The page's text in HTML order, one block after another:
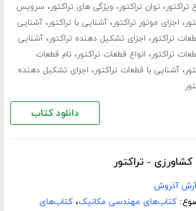
تراکتور، توان تراکتور، ویژگی های تراکتور، سرویس
، اجزای موتور تراکتور،آشنایی با تراکتور،آشنایی
تراکتور، اجزای تشکیل دهنده تراکتور،آشنایی
تراکتور، انواع قطعات تراکتور،نام قطعات
،آشنایی با قطعات تراکتور، اجزای تشکیل دهنده
دانلود کتاب
- تراکتور
آذروش
کتاب‌های مهندسی مکانیک،کتاب‌های